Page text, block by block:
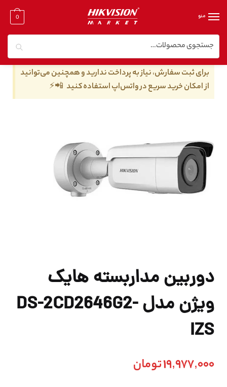
منو 0
خانه / دوربین مدار بسته تحت شبکه دوربین مداربسته هایک ویژن مدل DS-2CD2646G2-IZS
برای ثبت سفارش، نیاز به پرداخت ندارید و همچنین می‌توانید
از امکان خرید سریع در واتس‌اپ استفاده کنید 📲⚡
دوربین مداربسته هایک
ویژن مدل DS-2CD2646G2-
IZS
19,977,000تومان